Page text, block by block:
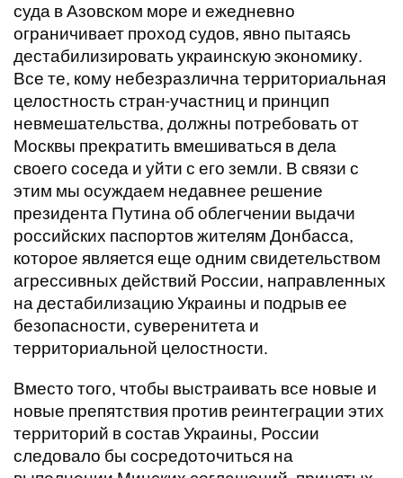
суда в Азовском море и ежедневно
ограничивает проход судов, явно пытаясь
дестабилизировать украинскую экономику.
Все те, кому небезразлична территориальная
целостность стран-участниц и принцип
невмешательства, должны потребовать от
Москвы прекратить вмешиваться в дела
своего соседа и уйти с его земли. В связи с
этим мы осуждаем недавнее решение
президента Путина об облегчении выдачи
российских паспортов жителям Донбасса,
которое является еще одним свидетельством
агрессивных действий России, направленных
на дестабилизацию Украины и подрыв ее
безопасности, суверенитета и
территориальной целостности.
Вместо того, чтобы выстраивать все новые и
новые препятствия против реинтеграции этих
территорий в состав Украины, России
следовало бы сосредоточиться на